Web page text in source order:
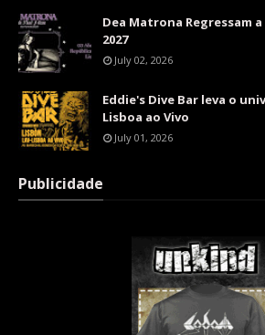
Dea Matrona Regressam
2027
July 02, 2026
Eddie's Dive Bar leva o
Lisboa ao Vivo
July 01, 2026
Publicidade